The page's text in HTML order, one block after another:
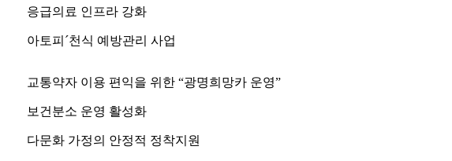
응급의료 인프라 강화
아토피´천식 예방관리 사업
교통약자 이용 편익을 위한 “광명희망카 운영”
보건분소 운영 활성화
다문화 가정의 안정적 정착지원